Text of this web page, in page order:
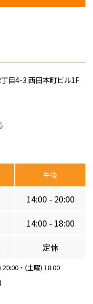
目4-3 西田本町ビル1F
午後
14:00 - 20:00
14:00 - 18:00
定休
・(土曜) 18:00